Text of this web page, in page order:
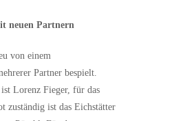
neuen Partnern
von einem
Partner bespielt.
Lorenz Fieger, für das
zuständig ist das Eichstätter